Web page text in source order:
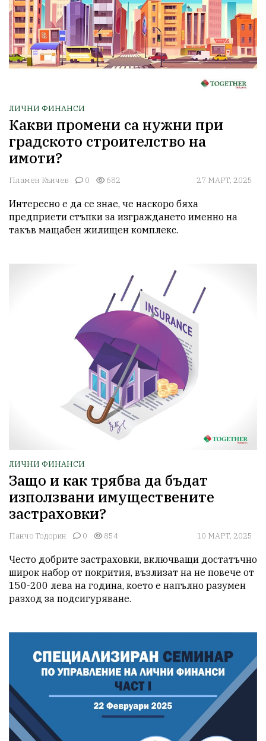
ЛИЧНИ ФИНАНСИ
Какви промени са нужни при
градското строителство на
имоти?
Пламен Кънчев 0 682 27 МАРТ, 2025
Интересно е да се знае, че наскоро бяха
предприети стъпки за изграждането именно на
такъв мащабен жилищен комплекс.
ЛИЧНИ ФИНАНСИ
Защо и как трябва да бъдат
използвани имуществените
застраховки?
Панчо Тодорин 0 854 10 МАРТ, 2025
Често добрите застраховки, включващи достатъчно
широк набор от покрития, възлизат на не повече от
150-200 лева на година, което е напълно разумен